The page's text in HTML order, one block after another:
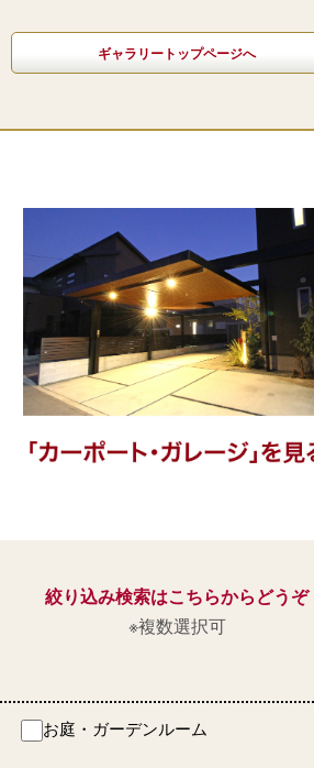
ギャラリートップページへ
絞り込み検索はこちらからどうぞ
※複数選択可
お庭・ガーデンルーム